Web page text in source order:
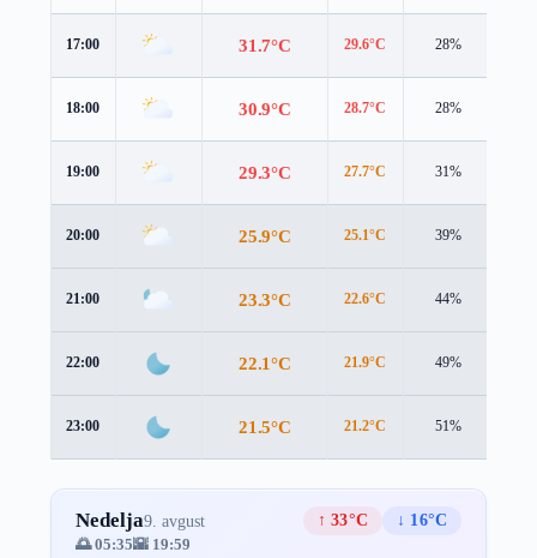
17:00 31.7°C 29.6°C 28%
18:00 30.9°C 28.7°C 28%
19:00 29.3°C 27.7°C 31%
20:00 25.9°C 25.1°C 39%
21:00 23.3°C 22.6°C 44%
22:00 22.1°C 21.9°C 49%
23:00 21.5°C 21.2°C 51%
Nedelja9. avgust ↑ 33°C
↓ 16°C
🌅 05:35🌇 19:59